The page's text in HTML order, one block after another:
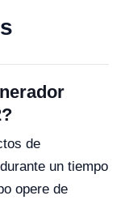
de
un tiempo
opere de